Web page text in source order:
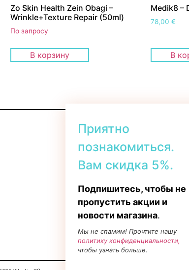
Приятно
познакомиться.
Вам скидка 5%.
Подпишитесь, чтобы не
пропустить акции и
новости магазина.
Мы не спамим! Прочтите нашу
политику конфиденциальности,
чтобы узнать больше.
Zo Skin Health Zein Obagi –
Wrinkle+Texture Repair (50ml)
По запросу
В корзину
Medik8 –
78,00 €
В
Kadaka tee 42b, Tallinn
Пн-Пт: 11:00–19:00
Вс: 11:00 - 15:00